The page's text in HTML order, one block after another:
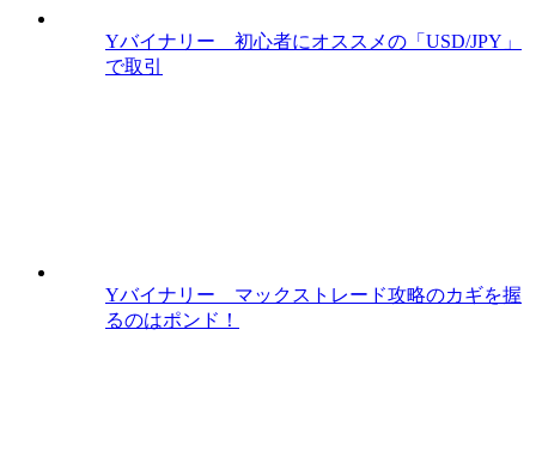
Yバイナリー 初心者にオススメの「USD/JPY」
で取引
Yバイナリー マックストレード攻略のカギを握
るのはポンド！